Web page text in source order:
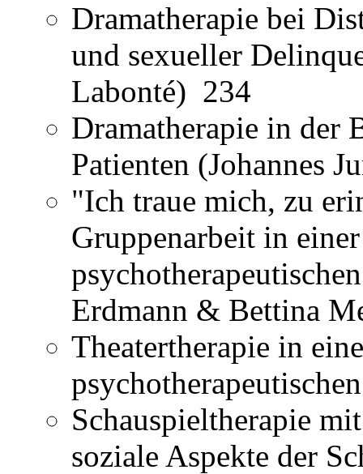
Dramatherapie bei
und sexueller
Labonté) 234
Dramatherapie in der
Patienten (Johannes
"Ich traue mich, zu
Gruppenarbeit in
Erdmann & Bettina
Theatertherapie in
Schauspieltherapie
soziale Aspekte der